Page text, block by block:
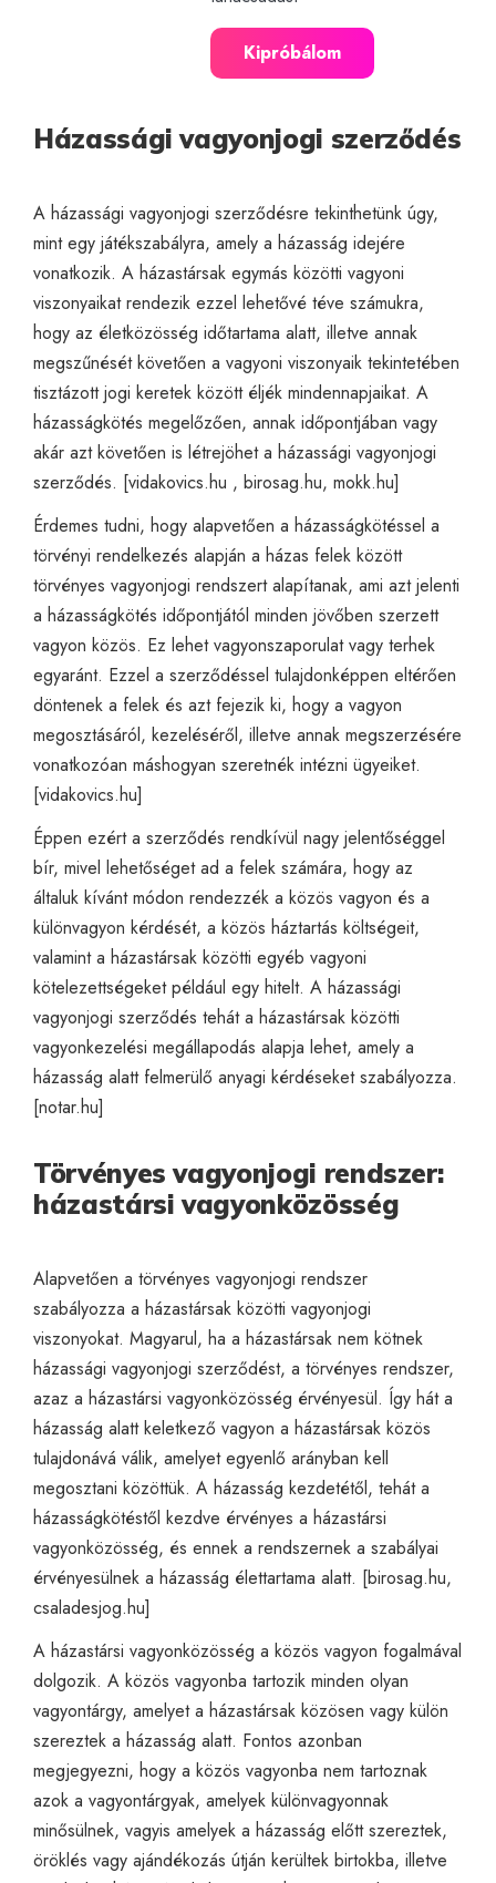
Kipróbálom
Házassági vagyonjogi szerződés
A házassági vagyonjogi szerződésre tekinthetünk úgy,
mint egy játékszabályra, amely a házasság idejére
vonatkozik. A házastársak egymás közötti vagyoni
viszonyaikat rendezik ezzel lehetővé téve számukra,
hogy az életközösség időtartama alatt, illetve annak
megszűnését követően a vagyoni viszonyaik tekintetében
tisztázott jogi keretek között éljék mindennapjaikat. A
házasságkötés megelőzően, annak időpontjában vagy
akár azt követően is létrejöhet a házassági vagyonjogi
szerződés. [vidakovics.hu , birosag.hu, mokk.hu]
Érdemes tudni, hogy alapvetően a házasságkötéssel a
törvényi rendelkezés alapján a házas felek között
törvényes vagyonjogi rendszert alapítanak, ami azt jelenti
a házasságkötés időpontjától minden jövőben szerzett
vagyon közös. Ez lehet vagyonszaporulat vagy terhek
egyaránt. Ezzel a szerződéssel tulajdonképpen eltérően
döntenek a felek és azt fejezik ki, hogy a vagyon
megosztásáról, kezeléséről, illetve annak megszerzésére
vonatkozóan máshogyan szeretnék intézni ügyeiket.
[vidakovics.hu]
Éppen ezért a szerződés rendkívül nagy jelentőséggel
bír, mivel lehetőséget ad a felek számára, hogy az
általuk kívánt módon rendezzék a közös vagyon és a
különvagyon kérdését, a közös háztartás költségeit,
valamint a házastársak közötti egyéb vagyoni
kötelezettségeket például egy hitelt. A házassági
vagyonjogi szerződés tehát a házastársak közötti
vagyonkezelési megállapodás alapja lehet, amely a
házasság alatt felmerülő anyagi kérdéseket szabályozza.
[notar.hu]
Törvényes vagyonjogi rendszer:
házastársi vagyonközösség
Alapvetően a törvényes vagyonjogi rendszer
szabályozza a házastársak közötti vagyonjogi
viszonyokat. Magyarul, ha a házastársak nem kötnek
házassági vagyonjogi szerződést, a törvényes rendszer,
azaz a házastársi vagyonközösség érvényesül. Így hát a
házasság alatt keletkező vagyon a házastársak közös
tulajdonává válik, amelyet egyenlő arányban kell
megosztani közöttük. A házasság kezdetétől, tehát a
házasságkötéstől kezdve érvényes a házastársi
vagyonközösség, és ennek a rendszernek a szabályai
érvényesülnek a házasság élettartama alatt. [birosag.hu,
csaladesjog.hu]
A házastársi vagyonközösség a közös vagyon fogalmával
dolgozik. A közös vagyonba tartozik minden olyan
vagyontárgy, amelyet a házastársak közösen vagy külön
szereztek a házasság alatt. Fontos azonban
megjegyezni, hogy a közös vagyonba nem tartoznak
azok a vagyontárgyak, amelyek különvagyonnak
minősülnek, vagyis amelyek a házasság előtt szereztek,
öröklés vagy ajándékozás útján kerültek birtokba, illetve